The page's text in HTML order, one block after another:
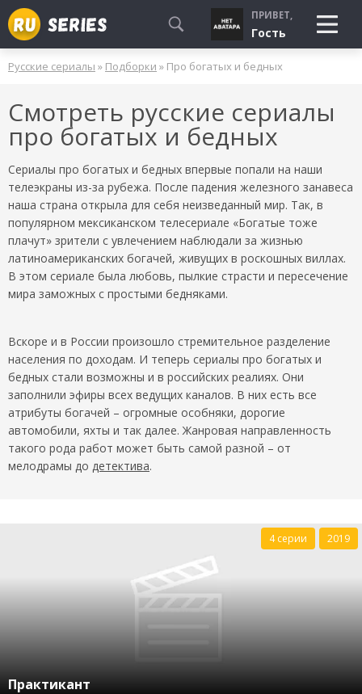
СМОТРЮ
БУДУ СМОТРЕТЬ
УЖЕ СМОТРЕЛ
ПРИВЕТ,
Гость
Русские сериалы » Подборки » Про богатых и бедных
Смотреть русские сериалы
про богатых и бедных
Сериалы про богатых и бедных впервые попали на наши
телеэкраны из-за рубежа. После падения железного занавеса
наша страна открыла для себя неизведанный мир. Так, в
популярном мексиканском телесериале «Богатые тоже
плачут» зрители с увлечением наблюдали за жизнью
латиноамериканских богачей, живущих в роскошных виллах.
В этом сериале была любовь, пылкие страсти и пересечение
мира заможных с простыми бедняками.
Вскоре и в России произошло стремительное разделение
населения по доходам. И теперь сериалы про богатых и
бедных стали возможны и в российских реалиях. Они
заполнили эфиры всех ведущих каналов. В них есть все
атрибуты богачей – огромные особняки, дорогие
автомобили, яхты и так далее. Жанровая направленность
такого рода работ может быть самой разной – от
мелодрамы до детектива.
Практикант
4 серии 2019